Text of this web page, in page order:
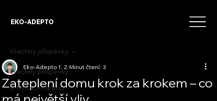
EKO-ADEPTO
Všechny příspěvky
O firmách na trhu
Všechny příspěvky
Zateplení domu krok za krokem – co
Eko-Adepto1. 2.Minut čtení: 3